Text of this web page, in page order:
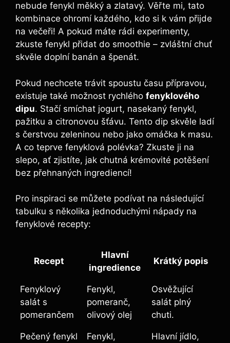
nebude fenykl měkký a zlatavý. Věřte mi, tato
kombinace ohromí každého, kdo si k vám přijde
na večeři! A pokud máte rádi experimenty,
zkuste fenykl přidat do smoothie – zvláštní chuť
skvěle doplní banán a špenát.
Pokud nechcete trávit spoustu času přípravou,
existuje také možnost rychlého fenyklového
dipu. Stačí smíchat jogurt, nasekaný fenykl,
pažitku a citronovou šťávu. Tento dip skvěle ladí
s čerstvou zeleninou nebo jako omáčka k masu.
A co teprve fenyklová polévka? Zkuste ji na
slepo, ať zjistíte, jak chutná krémovité potěšení
bez přehnaných ingrediencí!
Pro inspiraci se můžete podívat na následující
tabulku s několika jednoduchými nápady na
fenyklové recepty:
Recept
Hlavní
ingredience
Krátký popis
Fenyklový
salát s
pomerančem
Fenykl,
pomeranč,
olivový olej
Osvěžující
salát plný
chuti.
Pečený fenykl Fenykl, Hlavní jídlo,